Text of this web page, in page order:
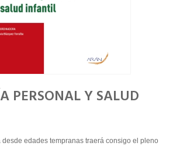
PERSONAL Y SALUD
desde edades tempranas traerá consigo el pleno